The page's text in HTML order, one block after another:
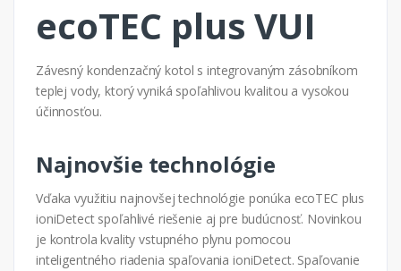
ecoTEC plus VUI
Závesný kondenzačný kotol s integrovaným zásobníkom
teplej vody, ktorý vyniká spoľahlivou kvalitou a vysokou
účinnosťou.
Najnovšie technológie
Vďaka využitiu najnovšej technológie ponúka ecoTEC plus
ioniDetect spoľahlivé riešenie aj pre budúcnosť. Novinkou
je kontrola kvality vstupného plynu pomocou
inteligentného riadenia spaľovania ioniDetect. Spaľovanie